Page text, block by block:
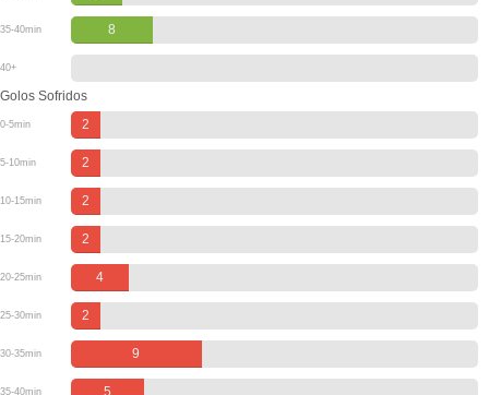
35-40min 8
40+
Golos Sofridos
0-5min 2
5-10min 2
10-15min 2
15-20min 2
20-25min 4
25-30min 2
30-35min 9
35-40min 5